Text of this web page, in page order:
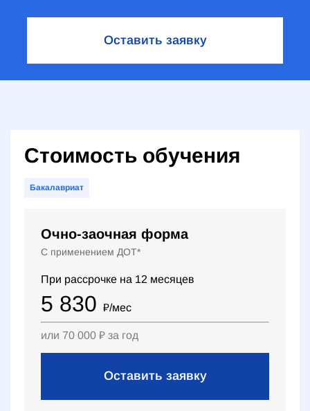
Оставить заявку
Стоимость обучения
Бакалавриат
Очно-заочная форма
С применением ДОТ*
При рассрочке на 12 месяцев
5 830 ₽/мес
или 70 000 ₽ за год
Оставить заявку